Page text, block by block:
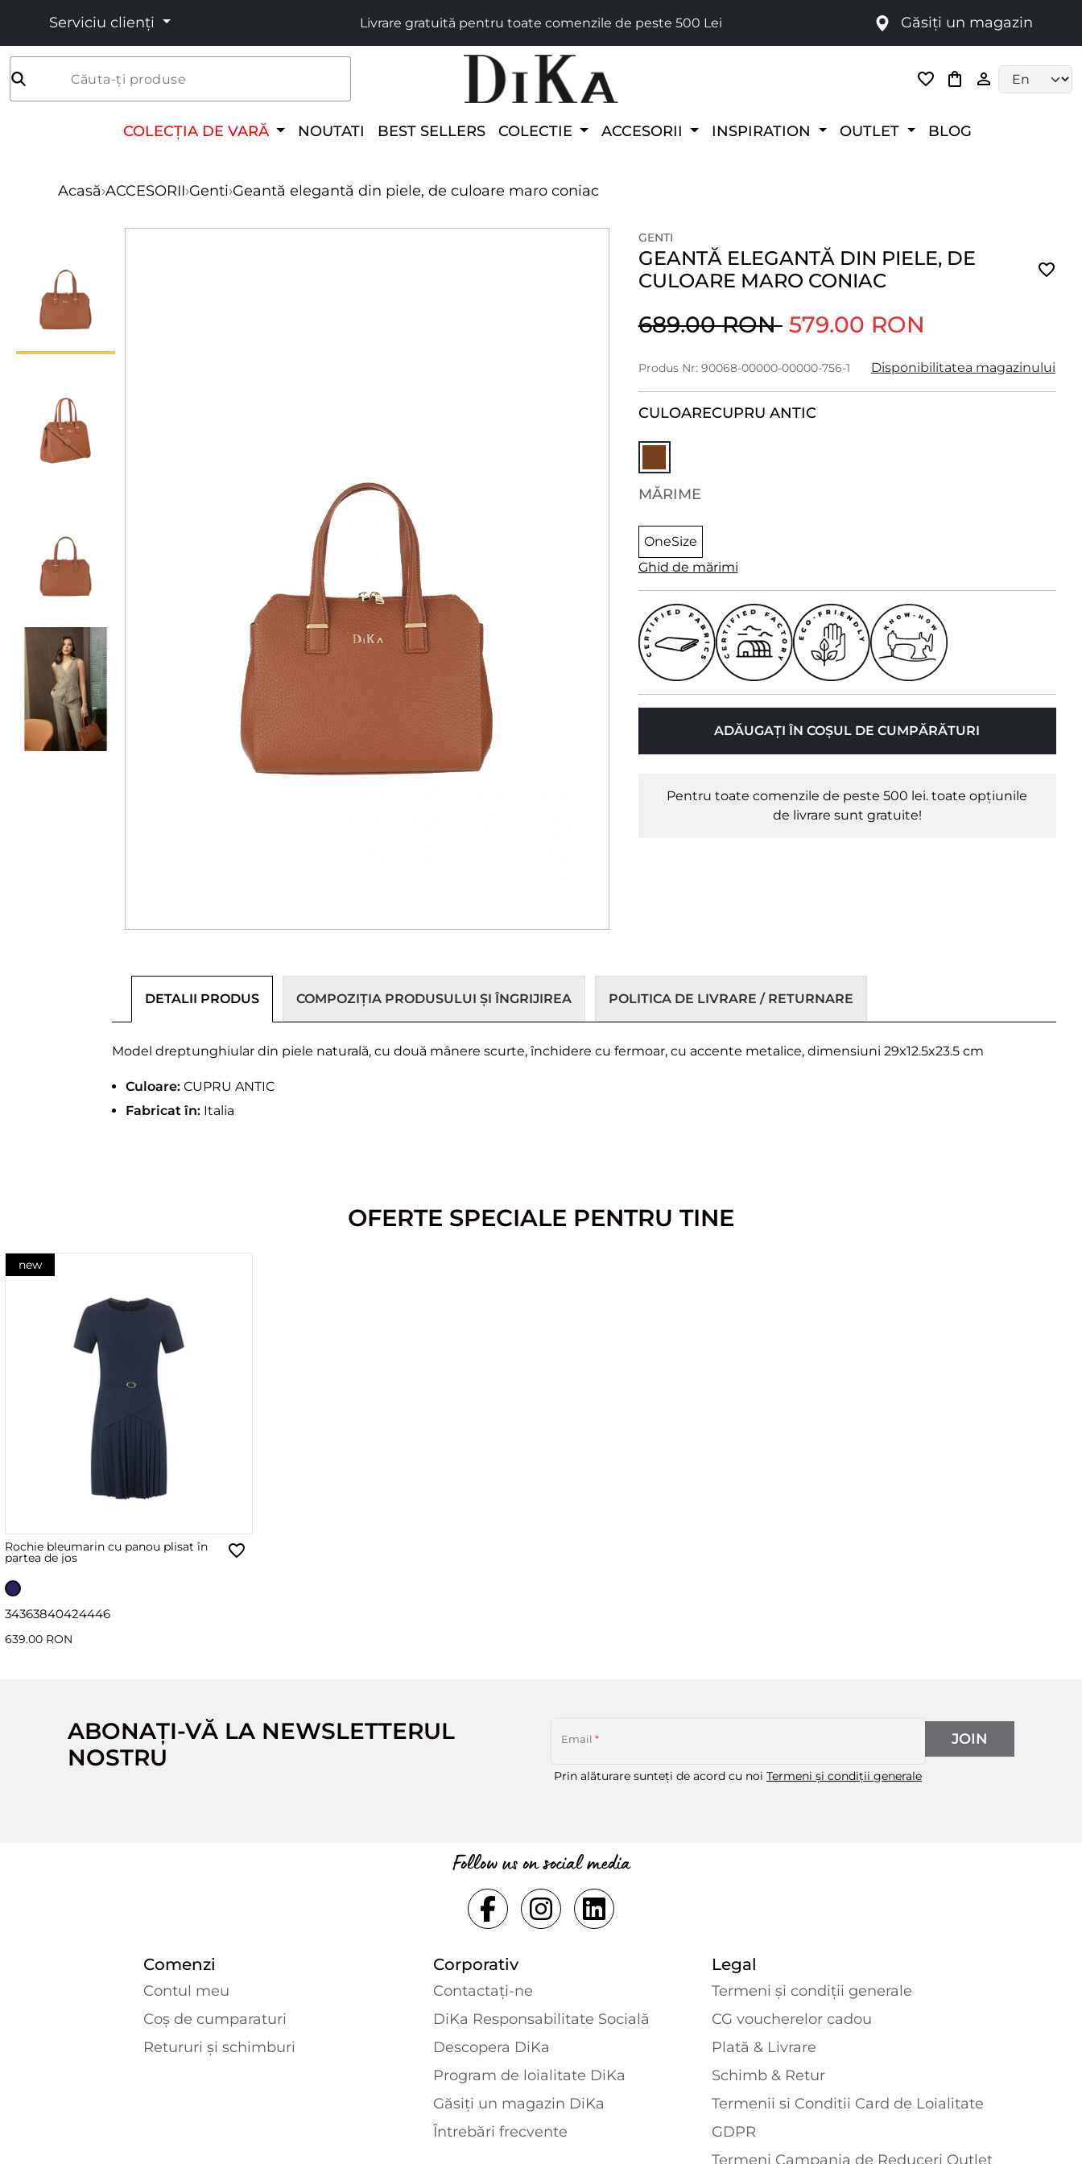
Serviciu clienți Livrare gratuită pentru toate comenzile de peste 500 Lei Găsiți un magazin
Căuta-ți produse
COLECȚIA DE VARĂ NOUTATI BEST SELLERS COLECTIE ACCESORII INSPIRATION OUTLET BLOG
Acasă›ACCESORII›Genti›Geantă elegantă din piele, de culoare maro coniac
GENTI
GEANTĂ ELEGANTĂ DIN PIELE, DE
CULOARE MARO CONIAC
689.00 RON 579.00 RON
Produs Nr: 90068-00000-00000-756-1 Disponibilitatea magazinului
CULOARECUPRU ANTIC
MĂRIME
OneSize
Ghid de mărimi
ADĂUGAȚI ÎN COȘUL DE CUMPĂRĂTURI
Pentru toate comenzile de peste 500 lei. toate opțiunile
de livrare sunt gratuite!
DETALII PRODUS COMPOZIȚIA PRODUSULUI ȘI ÎNGRIJIREA POLITICA DE LIVRARE / RETURNARE
Model dreptunghiular din piele naturală, cu două mânere scurte, închidere cu fermoar, cu accente metalice, dimensiuni 29x12.5x23.5 cm
Culoare: CUPRU ANTIC
Fabricat în: Italia
OFERTE SPECIALE PENTRU TINE
new
Rochie bleumarin cu panou plisat în
partea de jos
34363840424446
639.00 RON
ABONAȚI-VĂ LA NEWSLETTERUL
NOSTRU
Email *
Prin alăturare sunteți de acord cu noi Termeni și condiții generale
JOIN
Follow us on social media
Comenzi
Contul meu
Coș de cumparaturi
Retururi și schimburi
Corporativ
Contactaţi-ne
DiKa Responsabilitate Socială
Descopera DiKa
Program de loialitate DiKa
Găsiți un magazin DiKa
Întrebări frecvente
Legal
Termeni și condiții generale
CG voucherelor cadou
Plată & Livrare
Schimb & Retur
Termenii si Conditii Card de Loialitate
GDPR
Termeni Campania de Reduceri Outlet